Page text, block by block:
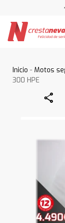
Inicio -Motos
300 HPE
Share